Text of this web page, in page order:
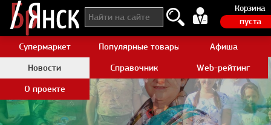
Корзина
пуста
Супермаркет Популярные товары AliexpressАфиша
Новости
Справочник
Web-рейтинг
О проекте